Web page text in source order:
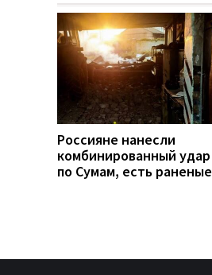
Россияне нанесли
комбинированный удар
по Сумам, есть раненые